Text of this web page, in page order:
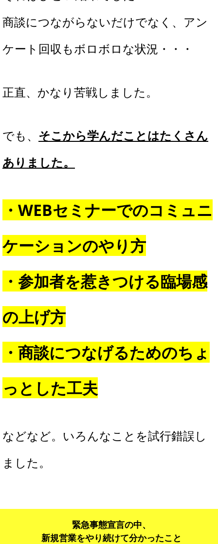
商談につながらないだけでなく、アン
ケート回収もボロボロな状況・・・
正直、かなり苦戦しました。
でも、 そこから学んだことはたくさん
ありました。
・WEBセミナーでのコミュニ
ケーションのやり方
・参加者を惹きつける臨場感
の上げ方
・商談につなげるためのちょ
っとした工夫
などなど。いろんなことを試行錯誤し
ました。
緊急事態宣言の中、
新規営業をやり続けて分かったこと